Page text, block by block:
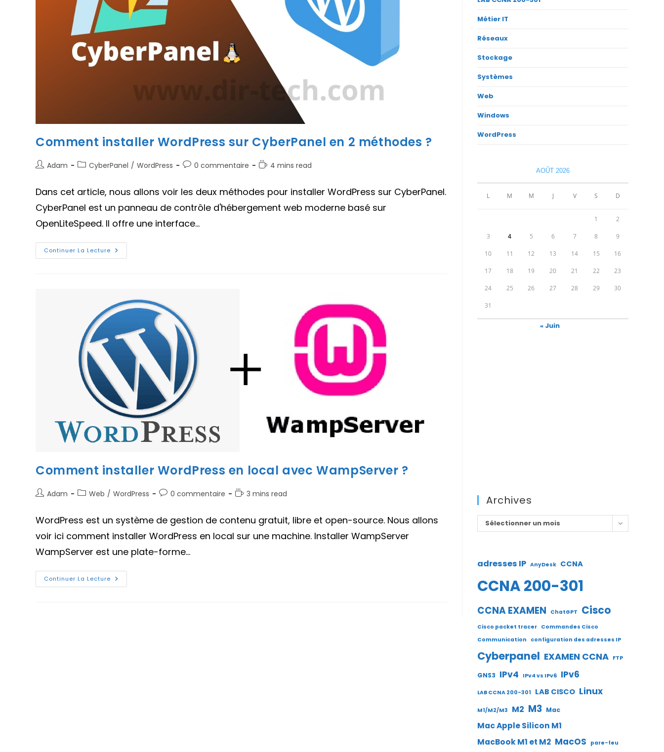
Comment installer WordPress sur CyberPanel en 2 méthodes ?
Auteur/autrice
publication :
Adam
PostCyberPanel / WordPress
Commentaires
publication :
0 commentaire
Temps4 mins read
Dans cet article, nous allons voir les deux méthodes pour installer WordPress sur CyberPanel.
CyberPanel est un panneau de contrôle d'hébergement web moderne basé sur
OpenLiteSpeed. Il offre une interface…
Continuer La Lecture Comment
Installer
Méthodes
?
Comment installer WordPress en local avec WampServer ?
Auteur/autrice
publication :
Adam
PostWeb / WordPress
Commentaires
publication :
0 commentaire
Temps3 mins read
WordPress est un système de gestion de contenu gratuit, libre et open-source. Nous allons
voir ici comment installer WordPress en local sur une machine. Installer WampServer
WampServer est une plate-forme…
Continuer La Lecture Comment
Installer
Métier IT
Réseaux
Stockage
Systèmes
Web
Windows
WordPress
AOÛT 2026
L M M J V S D
1 2
3 4 5 6 7 8 9
10 11 12 13 14 15 16
17 18 19 20 21 22 23
24 25 26 27 28 29 30
31
« Juin
Archives
Archives
Sélectionner un mois
adresses IP AnyDesk CCNA
CCNA 200-301
CCNA EXAMEN ChatGPT Cisco
Cisco packet tracer Commandes Cisco
Communication
configuration des adresses IP
Cyberpanel EXAMEN CCNA FTP
GNS3 IPv4 IPv4 vs IPv6 IPv6
LAB CCNA 200-301 LAB CISCO Linux
M1/M2/M3 M2 M3 Mac
Mac Apple Silicon M1
MacBook M1 et M2 MacOS pare-feu